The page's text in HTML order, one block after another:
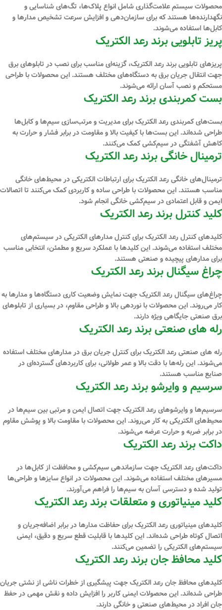
محصولات سیستم علامت‌گذاری شامل انواع پلاک‌ها، تگ‌های شناسایی و
نگهدارنده‌ها هستند که برای سازمان‌دهی و افزایش سرعت تشخیص مدارها و
کابل‌ها استفاده می‌شوند.
پریز تابلویی برند رعد الکتریک
پریزهای تابلویی برند رعد الکتریک، گزینه‌ای مناسب برای نصب در تابلوهای برق
جهت انتقال جریان برق به دستگاه‌های مختلف هستند. این محصولات با طراحی
مستحکم و نصب آسان ارائه می‌شوند.
بست کمربندی برند رعد الکتریک
بست‌های کمربندی رعد الکتریک برای مدیریت و مرتب‌سازی سیم‌ها و کابل‌ها
طراحی شده‌اند. این بست‌ها با کیفیت بالا و مقاومت در برابر فشار و حرارت به
کاهش آشفتگی در سیم‌کشی کمک می‌کنند.
ترمینال خانگی برند رعد الکتریک
ترمینال‌های خانگی رعد الکتریک برای ارتباطات الکتریکی در محیط‌های خانگی
مناسب هستند. این محصولات با طراحی ساده و کاربردی کمک می‌کنند تا اتصالات
ایمن و قابل اعتمادی در سیم‌کشی خانگی انجام شود.
کلید کنترل برند رعد الکتریک
کلیدهای کنترل رعد الکتریک برای کنترل مدارهای الکتریکی در سیستم‌های
مختلف استفاده می‌شوند. این کلیدها با عملکرد سریع و مطمئن، انتخابی مناسب
برای مدارهای پیچیده و صنعتی هستند.
چراغ سیگنال برند رعد الکتریک
چراغ‌های سیگنال رعد الکتریک جهت نمایش وضعیت کاری دستگاه‌ها و مدارها به
کار می‌روند. این محصولات با نوردهی بالا و طراحی مقاوم، در بسیاری از تابلوهای
برق صنعتی جایگاهی ویژه دارند.
رله ‌های صنعتی برند رعد الکتریک
رله ‌های صنعتی رعد الکتریک برای کنترل جریان برق در مدارهای مختلف استفاده
می‌شوند. این رله‌ها با دقت بالا و عمر طولانی، برای کاربردهای گسترده‌ای در
صنایع مناسب هستند.
سرسیم و وایرشو برند رعد الکتریک
سرسیم‌ها و وایرشوهای رعد الکتریک جهت اتصال ایمن و مرتبی بین سیم‌ها در
محیط‌های الکتریکی به کار می‌روند. این محصولات با مقاومت بالا و پوشش مقاوم
در برابر ضربه و حرارت عرضه می‌شوند.
داکت برند رعد الکتریک
داکت‌های رعد الکتریک جهت سازماندهی سیم‌کشی و محافظت از کابل‌ها در
مسیرهای مختلف استفاده می‌شوند. این محصولات در انواع سایزها و طراحی‌ها
تولید شده و دسترسی آسان به سیم‌ها را فراهم می‌آورند.
کلید مینیاتوری و متعلقات برند رعد الکتریک
کلیدهای مینیاتوری رعد الکتریک برای حفاظت مدارها در برابر اضافه‌جریان و
اتصال کوتاه طراحی شده‌اند. این کلیدها با قابلیت قطع سریع و دقیق، ایمنی
سیستم‌های الکتریکی را تضمین می‌کنند.
کلید محافظ جان برند رعد الکتریک
کلیدهای محافظ جان رعد الکتریک جهت پیشگیری از خطرات ناشی از نشتی جریان
طراحی شده‌اند. این محصولات ایمنی کاربر را افزایش داده و نقش مهمی در حفظ
جان افراد در محیط‌های صنعتی و خانگی دارند.